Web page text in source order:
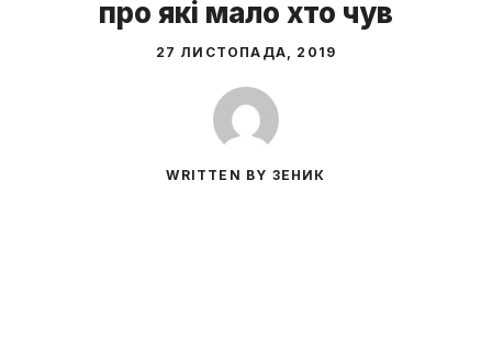
про які мало хто чув
27 ЛИСТОПАДА, 2019
WRITTEN BY ЗЕНИК